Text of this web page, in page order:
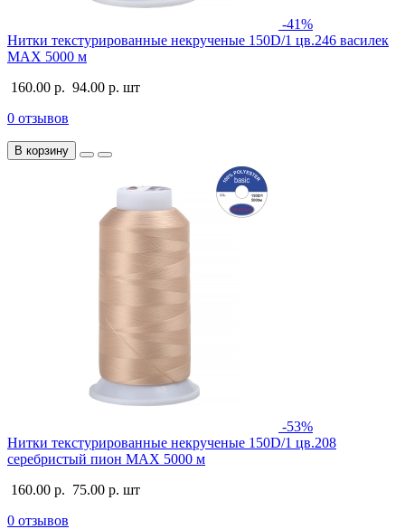
-41%
Нитки текстурированные некрученые 150D/1 цв.246 василек
MAX 5000 м
160.00 р. 94.00 р. шт
0 отзывов
В корзину
-53%
Нитки текстурированные некрученые 150D/1 цв.208
серебристый пион MAX 5000 м
160.00 р. 75.00 р. шт
0 отзывов